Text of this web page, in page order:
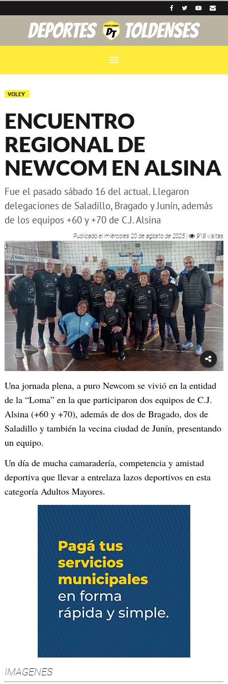
menu
VOLEY
ENCUENTRO
REGIONAL DE
NEWCOM EN ALSINA
Fue el pasado sábado 16 del actual. Llegaron
delegaciones de Saladillo, Bragado y Junín, además
de los equipos +60 y +70 de C.J. Alsina
Publicado elmiércoles 20 de agosto de 2025| 918 visitas
Una jornada plena, a puro Newcom se vivió en la entidad
de la “Loma” en la que participaron dos equipos de C.J.
Alsina (+60 y +70), además de dos de Bragado, dos de
Saladillo y también la vecina ciudad de Junín, presentando
un equipo.
Un día de mucha camaradería, competencia y amistad
deportiva que llevar a entrelaza lazos deportivos en esta
categoría Adultos Mayores.
IMAGENES